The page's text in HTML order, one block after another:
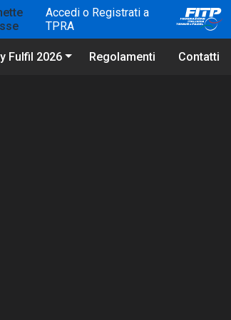
Accedi o Registrati a
TPRA
Fulfil 2026 Regolamenti Contatti